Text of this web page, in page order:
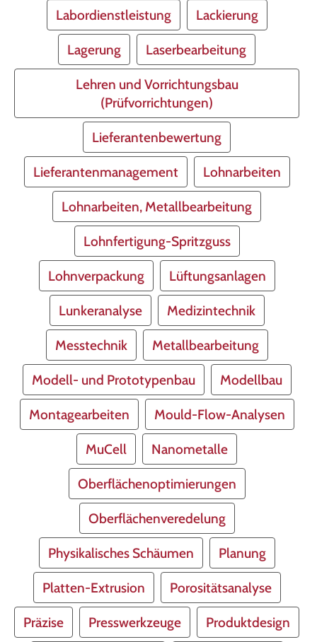
Labordienstleistung Lackierung
Lagerung Laserbearbeitung
Lehren und Vorrichtungsbau
(Prüfvorrichtungen)
Lieferantenbewertung
Lieferantenmanagement Lohnarbeiten
Lohnarbeiten, Metallbearbeitung
Lohnfertigung-Spritzguss
Lohnverpackung Lüftungsanlagen
Lunkeranalyse Medizintechnik
Messtechnik Metallbearbeitung
Modell- und Prototypenbau Modellbau
Montagearbeiten Mould-Flow-Analysen
MuCell Nanometalle
Oberflächenoptimierungen
Oberflächenveredelung
Physikalisches Schäumen Planung
Platten-Extrusion Porositätsanalyse
Präzise Presswerkzeuge Produktdesign